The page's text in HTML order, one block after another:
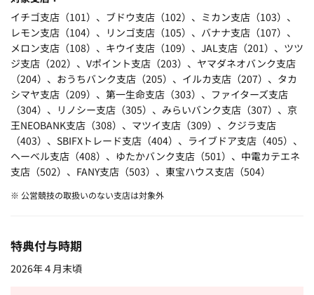
イチゴ支店（101）、ブドウ支店（102）、ミカン支店（103）、
レモン支店（104）、リンゴ支店（105）、バナナ支店（107）、
メロン支店（108）、キウイ支店（109）、JAL支店（201）、ツツ
ジ支店（202）、Vポイント支店（203）、ヤマダネオバンク支店
（204）、おうちバンク支店（205）、イルカ支店（207）、タカ
シマヤ支店（209）、第一生命支店（303）、ファイターズ支店
（304）、リノシー支店（305）、みらいバンク支店（307）、京
王NEOBANK支店（308）、マツイ支店（309）、クジラ支店
（403）、SBIFXトレード支店（404）、ライブドア支店（405）、
ヘーベル支店（408）、ゆたかバンク支店（501）、中電カテエネ
支店（502）、FANY支店（503）、東宝ハウス支店（504）
※ 公営競技の取扱いのない支店は対象外
特典付与時期
2026年４月末頃